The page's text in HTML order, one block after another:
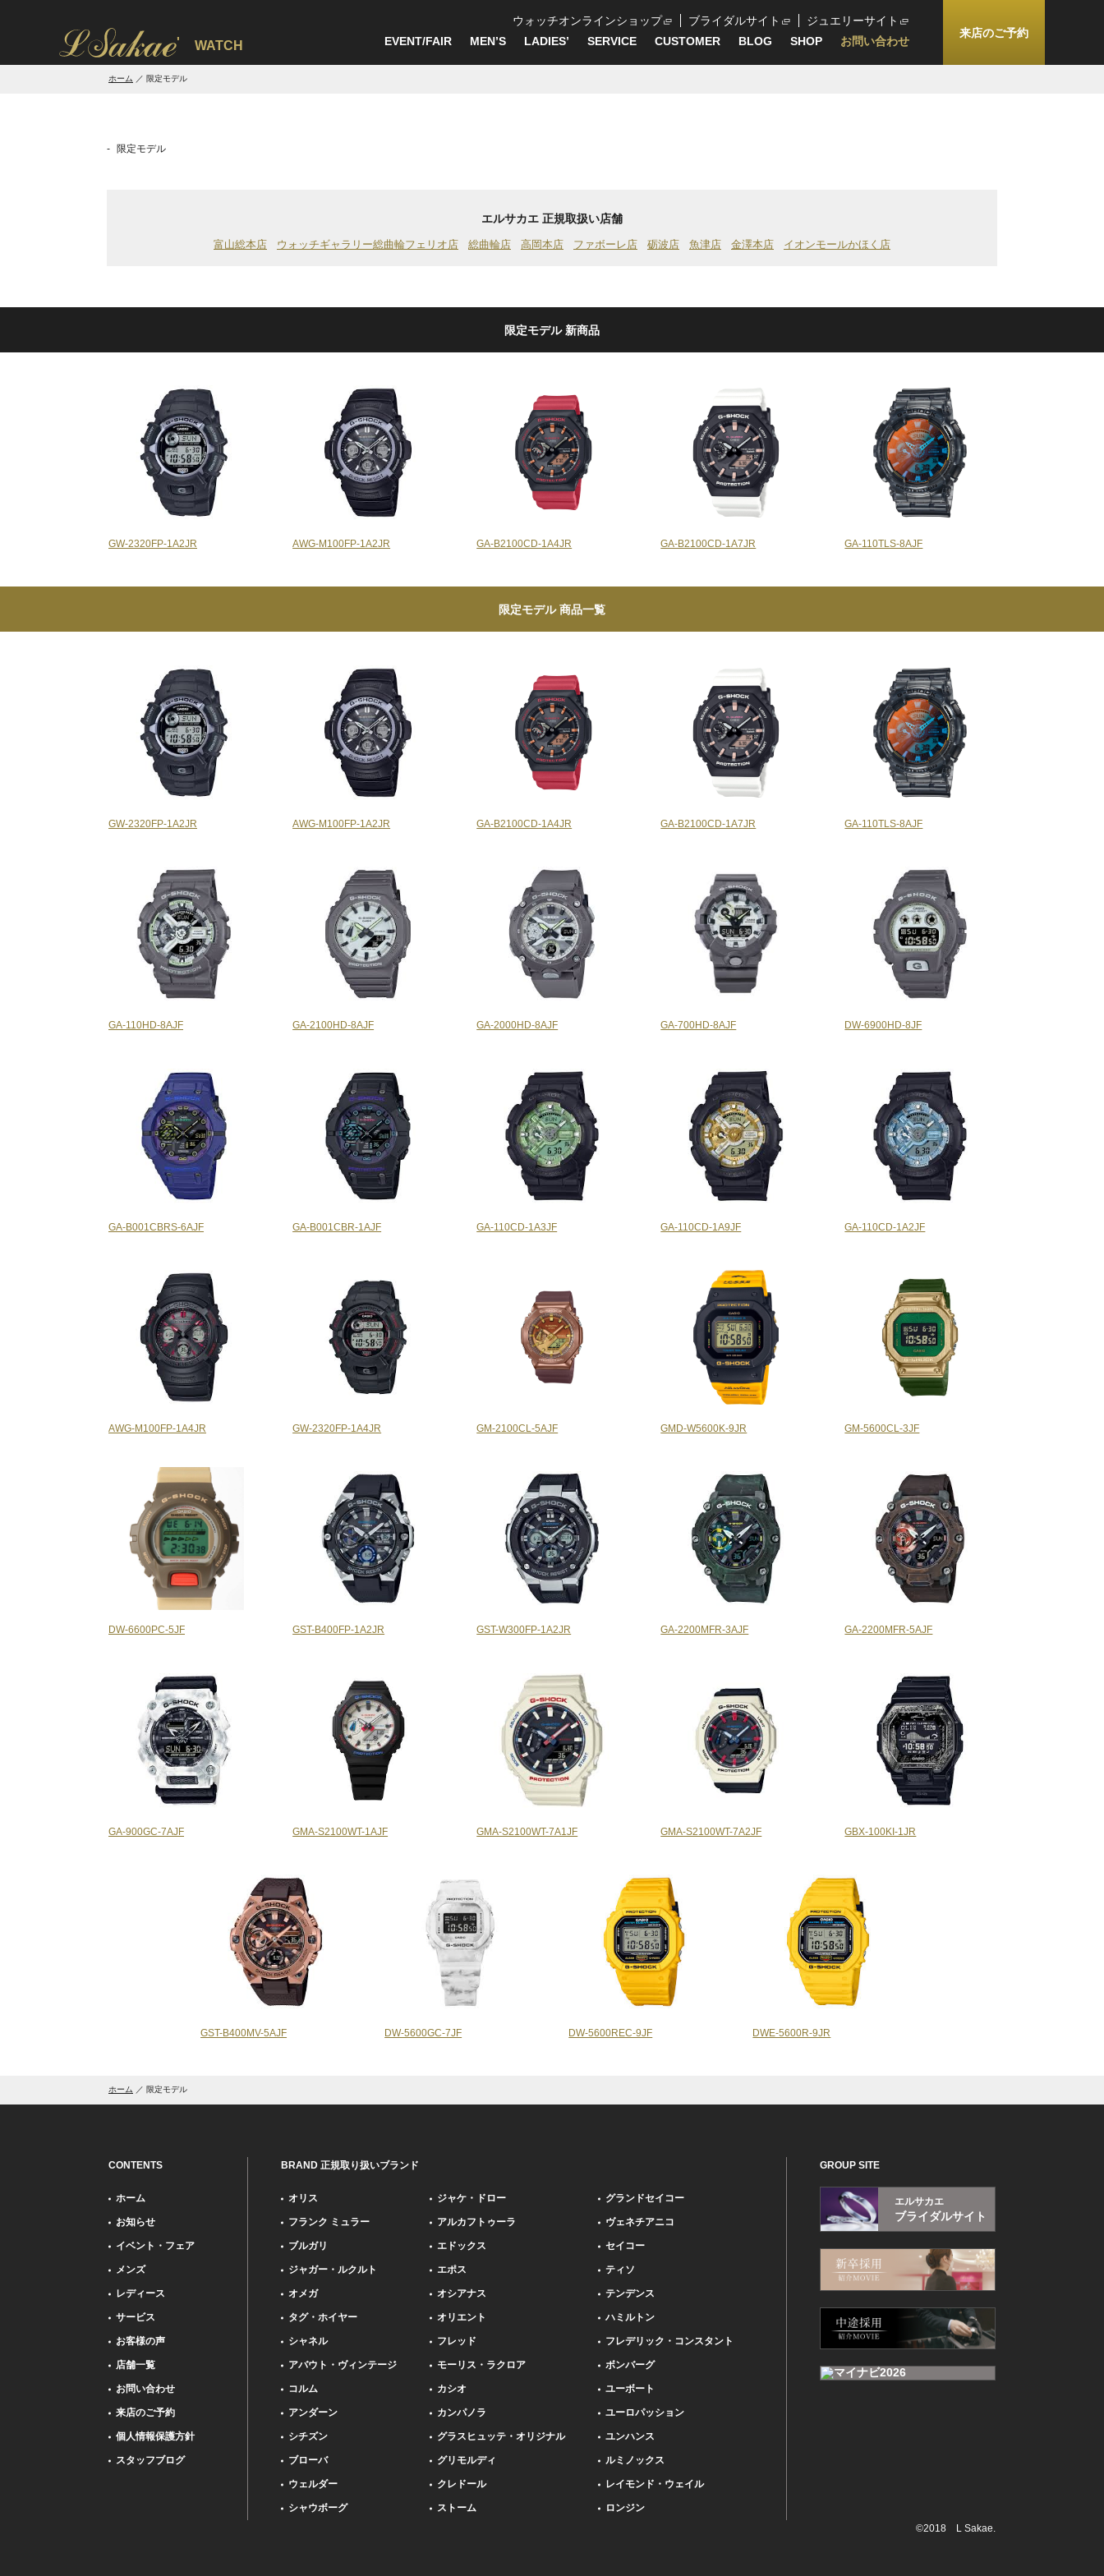
' WATCH
ウォッチオンラインショップ ブライダルサイト
ジュエリーサイト
EVENT/FAIR
MEN’S LADIES’ SERVICE CUSTOMER BLOG SHOP お問い合わせ
来店のご予約
ホーム 限定モデル
限定モデル
エルサカエ 正規取扱い店舗
富山総本店 ウォッチギャラリー総曲輪フェリオ店 総曲輪店 高岡本店 ファボーレ店 砺波店 魚津店 金澤本店 イオンモールかほく店
限定モデル 新商品
GW-2320FP-1A2JR AWG-M100FP-1A2JR GA-B2100CD-1A4JR GA-B2100CD-1A7JR GA-110TLS-8AJF
限定モデル 商品一覧
GW-2320FP-1A2JR AWG-M100FP-1A2JR GA-B2100CD-1A4JR GA-B2100CD-1A7JR GA-110TLS-8AJF
GA-110HD-8AJF GA-2100HD-8AJF GA-2000HD-8AJF GA-700HD-8AJF DW-6900HD-8JF
GA-B001CBRS-6AJF GA-B001CBR-1AJF GA-110CD-1A3JF GA-110CD-1A9JF GA-110CD-1A2JF
AWG-M100FP-1A4JR GW-2320FP-1A4JR GM-2100CL-5AJF GMD-W5600K-9JR GM-5600CL-3JF
DW-6600PC-5JF GST-B400FP-1A2JR GST-W300FP-1A2JR GA-2200MFR-3AJF GA-2200MFR-5AJF
GA-900GC-7AJF GMA-S2100WT-1AJF GMA-S2100WT-7A1JF GMA-S2100WT-7A2JF GBX-100KI-1JR
GST-B400MV-5AJF DW-5600GC-7JF DW-5600REC-9JF DWE-5600R-9JR
ホーム 限定モデル
CONTENTS
ホーム
お知らせ
イベント・フェア
メンズ
レディース
サービス
お客様の声
店舗一覧
お問い合わせ
来店のご予約
個人情報保護方針
スタッフブログ
BRAND 正規取り扱いブランド
オリス
フランク ミュラー
ブルガリ
ジャガー・ルクルト
オメガ
タグ・ホイヤー
シャネル
アバウト・ヴィンテージ
コルム
アンダーン
シチズン
ブローバ
ウェルダー
シャウボーグ
ジャケ・ドロー
アルカフトゥーラ
エドックス
エポス
オシアナス
オリエント
フレッド
モーリス・ラクロア
カシオ
カンパノラ
グラスヒュッテ・オリジナル
グリモルディ
クレドール
ストーム
グランドセイコー
ヴェネチアニコ
セイコー
ティソ
テンデンス
ハミルトン
フレデリック・コンスタント
ボンバーグ
ユーボート
ユーロパッション
ユンハンス
ルミノックス
レイモンド・ウェイル
ロンジン
GROUP SITE
エルサカエ
ブライダルサイト
©2018 L Sakae.